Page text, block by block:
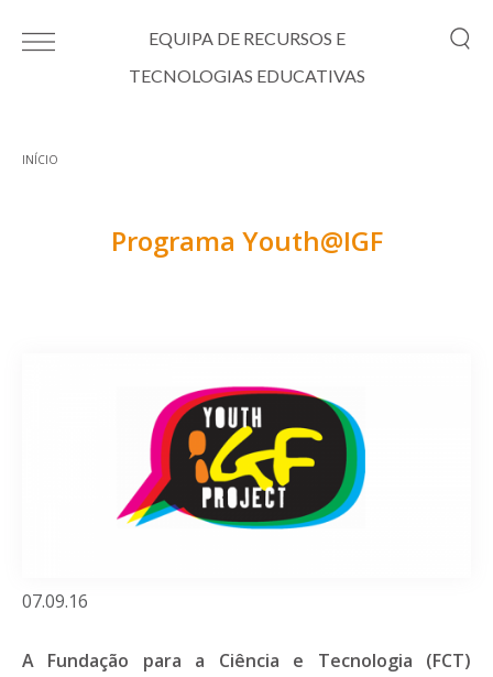
EQUIPA DE RECURSOS E
TECNOLOGIAS EDUCATIVAS
INÍCIO
Programa Youth@IGF
07.09.16
A Fundação para a Ciência e Tecnologia (FCT)